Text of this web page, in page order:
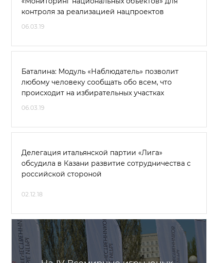
контроля за реализацией нацпроектов
06.03.19
Баталина: Модуль «Наблюдатель» позволит
любому человеку сообщать обо всем, что
происходит на избирательных участках
06.03.19
Делегация итальянской партии «Лига»
обсудила в Казани развитие сотрудничества с
российской стороной
02.12.18